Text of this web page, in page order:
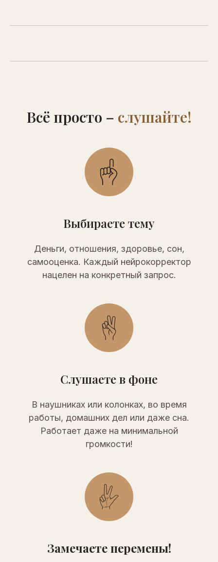
Всё просто – слушайте!
Выбираете тему
Деньги, отношения, здоровье, сон,
самооценка. Каждый нейрокорректор
нацелен на конкретный запрос.
Слушаете в фоне
В наушниках или колонках, во время
работы, домашних дел или даже сна.
Работает даже на минимальной
громкости!
Замечаете перемены!